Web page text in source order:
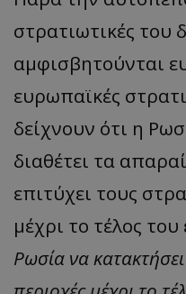
στρατιωτικές του
αμφισβητούνται
ευρωπαϊκές
δείχνουν ότι η
διαθέτει τα
επιτύχει τους
μέχρι το τέλος του
Ρωσία να κατακτήσει